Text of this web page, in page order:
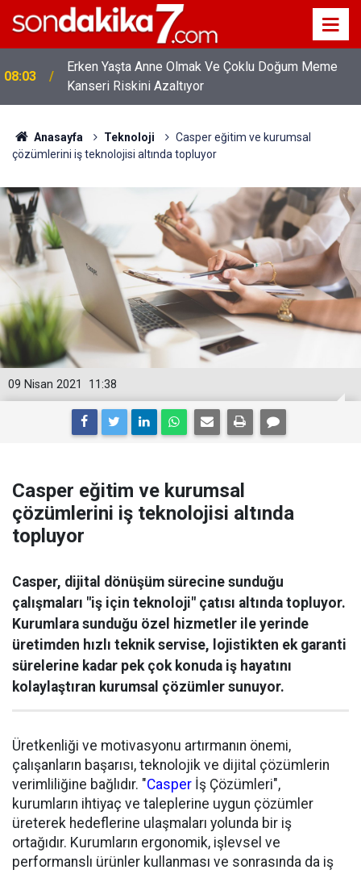
08:03
Erken Yaşta Anne Olmak Ve Çoklu Doğum Meme
Kanseri Riskini Azaltıyor
Anasayfa Teknoloji
Casper eğitim ve kurumsal
çözümlerini iş teknolojisi altında topluyor
11:38
09 Nisan 2021
Casper eğitim ve kurumsal
çözümlerini iş teknolojisi altında
topluyor
Casper, dijital dönüşüm sürecine sunduğu
çalışmaları "iş için teknoloji" çatısı altında topluyor.
Kurumlara sunduğu özel hizmetler ile yerinde
üretimden hızlı teknik servise, lojistikten ek garanti
sürelerine kadar pek çok konuda iş hayatını
kolaylaştıran kurumsal çözümler sunuyor.
Üretkenliği ve motivasyonu artırmanın önemi,
çalışanların başarısı, teknolojik ve dijital çözümlerin
verimliliğine bağlıdır. "Casper İş Çözümleri",
kurumların ihtiyaç ve taleplerine uygun çözümler
üreterek hedeflerine ulaşmaları yolunda bir iş
ortağıdır. Kurumların ergonomik, işlevsel ve
performanslı ürünler kullanması ve sonrasında da iş